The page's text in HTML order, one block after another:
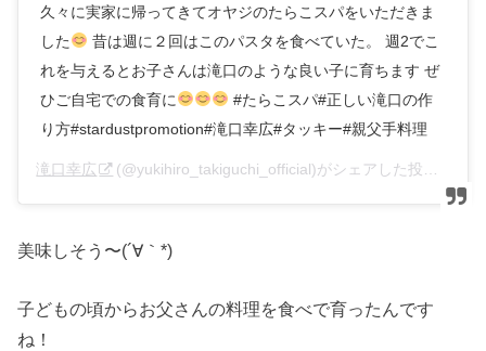
久々に実家に帰ってきてオヤジのたらこスパをいただきま
した
昔は週に２回はこのパスタを食べていた。 週2でこ
れを与えるとお子さんは滝口のような良い子に育ちます ぜ
ひご自宅での食育に
#たらこスパ#正しい滝口の作
り方#stardustpromotion#滝口幸広#タッキー#親父手料理
滝口幸広 (@yukihiro_takiguchi_official)がシェアした投稿 –
美味しそう〜(´∀｀*)
子どもの頃からお父さんの料理を食べで育ったんです
ね！